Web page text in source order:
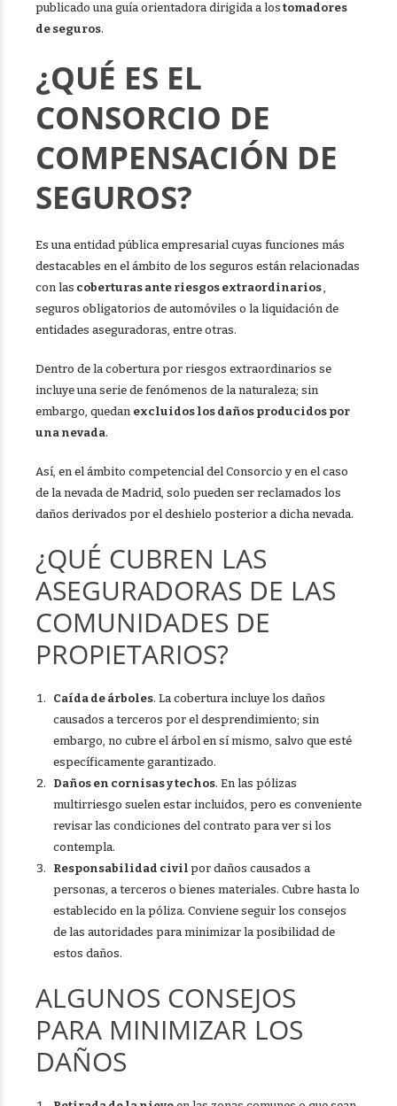
publicado una guía orientadora dirigida a los tomadores
de seguros.
¿QUÉ ES EL
CONSORCIO DE
COMPENSACIÓN DE
SEGUROS?
Es una entidad pública empresarial cuyas funciones más
destacables en el ámbito de los seguros están relacionadas
con las coberturas ante riesgos extraordinarios,
seguros obligatorios de automóviles o la liquidación de
entidades aseguradoras, entre otras.
Dentro de la cobertura por riesgos extraordinarios se
incluye una serie de fenómenos de la naturaleza; sin
embargo, quedan excluidos los daños producidos por
una nevada.
Así, en el ámbito competencial del Consorcio y en el caso
de la nevada de Madrid, solo pueden ser reclamados los
daños derivados por el deshielo posterior a dicha nevada.
¿QUÉ CUBREN LAS
ASEGURADORAS DE LAS
COMUNIDADES DE
PROPIETARIOS?
Caída de árboles. La cobertura incluye los daños
causados a terceros por el desprendimiento; sin
embargo, no cubre el árbol en sí mismo, salvo que esté
específicamente garantizado.
Daños en cornisas y techos. En las pólizas
multirriesgo suelen estar incluidos, pero es conveniente
revisar las condiciones del contrato para ver si los
contempla.
Responsabilidad civil por daños causados a
personas, a terceros o bienes materiales. Cubre hasta lo
establecido en la póliza. Conviene seguir los consejos
de las autoridades para minimizar la posibilidad de
estos daños.
ALGUNOS CONSEJOS
PARA MINIMIZAR LOS
DAÑOS